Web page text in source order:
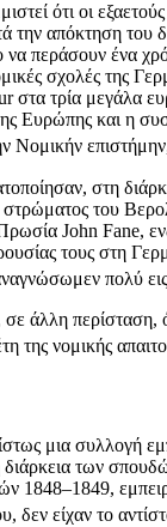
ότι οι
την απόκτηση
να περάσουν ένα
σχολές της
στα τρία μεγάλα
Ευρώπης και η
Νομικήν
στη
του
John Fane,
τους στη
πολύ
άλλη περίσταση,
της νομικής
μια συλλογή
των
1848–1849,
δεν είχαν το